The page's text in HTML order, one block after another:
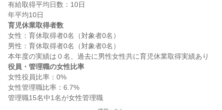
有給取得平均日数：10日
育児休業取得者数
女性：育休取得者0名（対象者0名）
男性：育休取得者0名（対象者0名）
役員・管理職の女性比率
女性役員比率：0%
女性管理職比率：6.7%